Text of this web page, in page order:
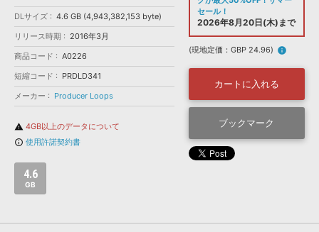
効果音 »
BGM »
お問い合わせ » 無償のサウンド管理ソフト
次世代型 ボーカル・エディタ
APS 映像のBGM・セリフを音声分離
SLS
ランキング
DLサイズ
4.6 GB (4,943,382,153 byte)
リリース時期
2016年3月
商品コード
A0226
短縮コード
PRDLD341
メーカー
Producer Loops
warning 4GB以上のデータについて
info_outline 使用許諾契約書
4.6
GB
セール！
2026年8月20日(木)まで
(現地定価：GBP 24.96) info
カートに入れる
ブックマーク